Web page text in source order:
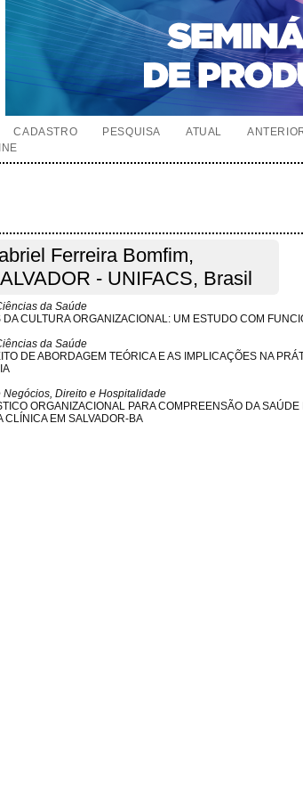
CADASTRO PESQUISA ATUAL
Ferreira Bomfim,
- UNIFACS, Brasil
da Saúde
CULTURA ORGANIZACIONAL: UM ESTUDO COM
da Saúde
DE ABORDAGEM TEÓRICA E AS IMPLICAÇÕES NA
Negócios, Direito e Hospitalidade
ORGANIZACIONAL PARA COMPREENSÃO DA
CLÍNICA EM SALVADOR-BA